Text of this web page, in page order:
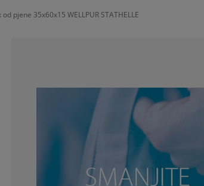
od pjene 35x60x15 WELLPUR STATHELLE